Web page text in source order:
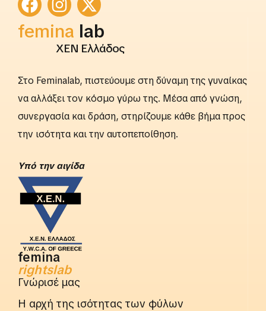
femina lab
ΧΕΝ Ελλάδος
Στο Feminalab, πιστεύουμε στη δύναμη της γυναίκας
να αλλάξει τον κόσμο γύρω της. Μέσα από γνώση,
συνεργασία και δράση, στηρίζουμε κάθε βήμα προς
την ισότητα και την αυτοπεποίθηση.
Yπό την αιγίδα
femina
rightslab
Γνώρισέ μας
Η αρχή της ισότητας των φύλων